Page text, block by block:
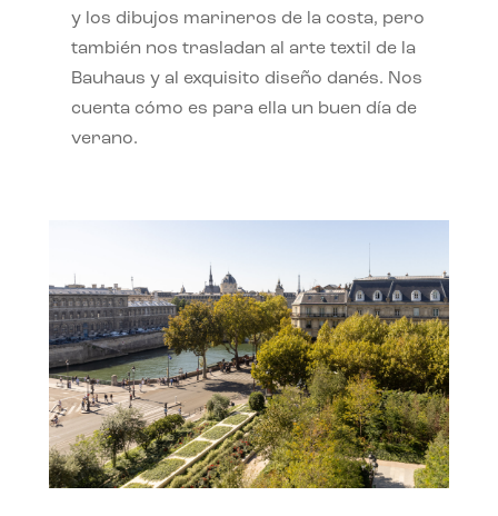
y los dibujos marineros de la costa, pero
también nos trasladan al arte textil de la
Bauhaus y al exquisito diseño danés. Nos
cuenta cómo es para ella un buen día de
verano.